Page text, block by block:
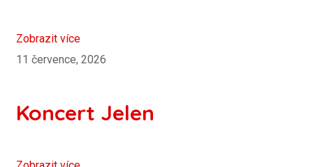
Zobrazit více
11 července, 2026
Koncert Jelen